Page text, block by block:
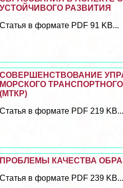
УСТОЙЧИВОГО РАЗВИТИЯ
Статья в формате PDF 91 KB...
СОВЕРШЕНСТВОВАНИЕ
МОРСКОГО
(МТКР)
Статья в формате PDF 219 KB...
ПРОБЛЕМЫ КАЧЕСТВА
Статья в формате PDF 239 KB...